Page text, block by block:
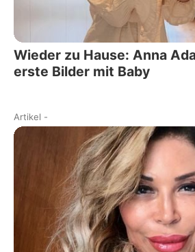
Wieder zu Hause: Anna
erste Bilder mit Baby
Artikel -